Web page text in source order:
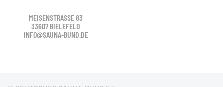
MEISENSTRASSE 83
33607 BIELEFELD
INFO@SAUNA-BUND.DE